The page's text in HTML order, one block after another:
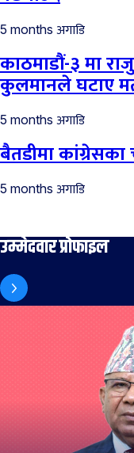
5 months अगाडि
काठमाडौं-३ मा
कुलमानले घटाए
5 months अगाडि
बैतडीमा
5 months अगाडि
उम्मेदवार प्रोफाइल